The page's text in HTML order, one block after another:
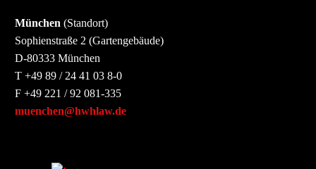
München (Standort)
Sophienstraße 2 (Gartengebäude)
D-80333 München
T +49 89 / 24 41 03 8-0
F +49 221 / 92 081-335
muenchen@hwhlaw.de